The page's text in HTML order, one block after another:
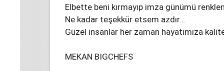
Elbette beni kırmayıp imza günümü
Ne kadar teşekkür etsem azdır…
Güzel insanlar her zaman hayatımıza
MEKAN BIGCHEFS